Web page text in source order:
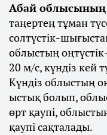
Абай облысының
таңертең тұман
солтүстік-
облыстың
20 м/с, күндіз кей
Күндіз облыстың
ыстық болып,
өрт қаупі,
қаупі сақталады.